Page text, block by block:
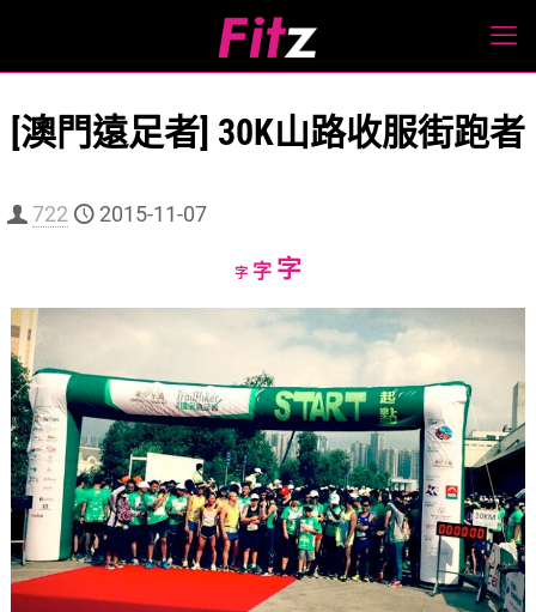
[澳門遠足者] 30K山路收服街跑者
722 2015-11-07
字Decrease
size.
字Reset
size.
字Increase
size.